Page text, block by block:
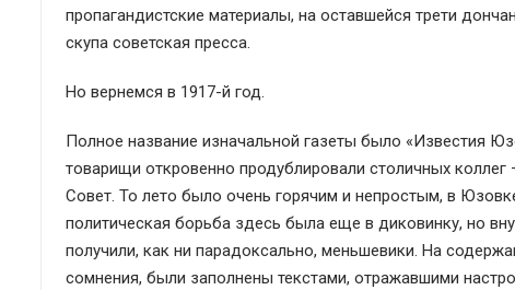
пропагандистские материалы, на оставшейся трети
скупа советская пресса.
Но вернемся в 1917-й год.
Полное название изначальной газеты было «Известия
товарищи откровенно продублировали столичных
Совет. То лето было очень горячим и непростым, в
политическая борьба здесь была еще в диковинку, но
получили, как ни парадоксально, меньшевики. На
сомнения, были заполнены текстами, отражавшими